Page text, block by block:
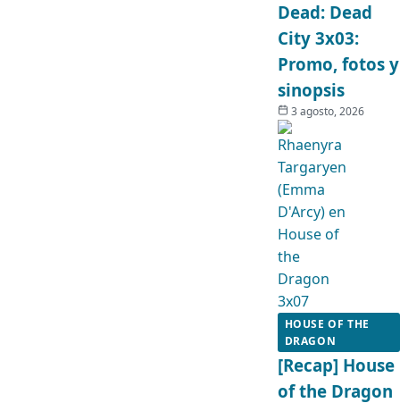
Dead: Dead
City 3x03:
Promo, fotos y
sinopsis
3 agosto, 2026
HOUSE OF THE
DRAGON
[Recap] House
of the Dragon